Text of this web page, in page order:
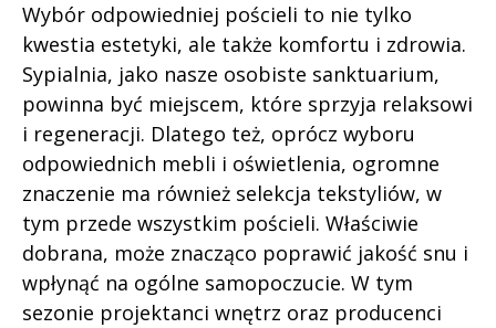
Wybór odpowiedniej pościeli to nie tylko
kwestia estetyki, ale także komfortu i zdrowia.
Sypialnia, jako nasze osobiste sanktuarium,
powinna być miejscem, które sprzyja relaksowi
i regeneracji. Dlatego też, oprócz wyboru
odpowiednich mebli i oświetlenia, ogromne
znaczenie ma również selekcja tekstyliów, w
tym przede wszystkim pościeli. Właściwie
dobrana, może znacząco poprawić jakość snu i
wpłynąć na ogólne samopoczucie. W tym
sezonie projektanci wnętrz oraz producenci